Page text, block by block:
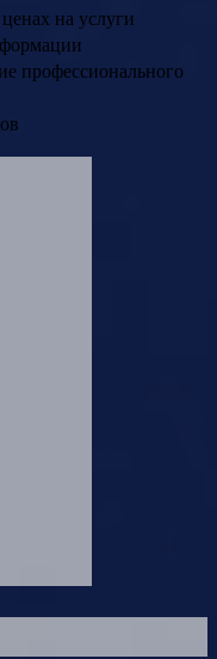
на услуги
профессионального